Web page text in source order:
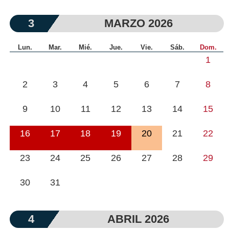
3 MARZO 2026
Lun. Mar. Mié. Jue. Vie. Sáb. Dom.
1
2 3 4 5 6 7 8
9 10 11 12 13 14 15
16 17 18 19 20 21 22
23 24 25 26 27 28 29
30 31
4 ABRIL 2026